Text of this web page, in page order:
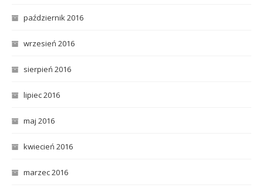
październik 2016
wrzesień 2016
sierpień 2016
lipiec 2016
maj 2016
kwiecień 2016
marzec 2016